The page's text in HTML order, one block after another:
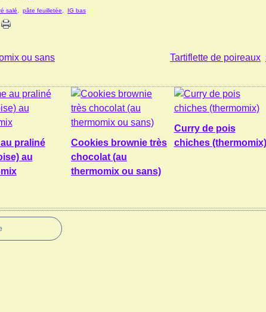
salé pâte feuilletée IG bas
ou sans Tartiflette de poireaux
praliné
au
Cookies brownie très
chocolat (au
thermomix ou sans)
Curry de pois
chiches (thermomix)